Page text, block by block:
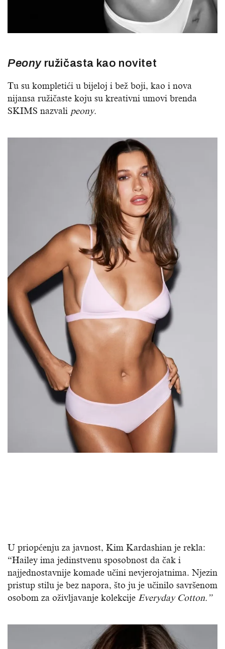
Peony ružičasta kao novitet
Tu su kompletići u bijeloj i bež boji, kao i nova
nijansa ružičaste koju su kreativni umovi brenda
SKIMS nazvali peony.
U priopćenju za javnost, Kim Kardashian je rekla:
“Hailey ima jedinstvenu sposobnost da čak i
najjednostavnije komade učini nevjerojatnima. Njezin
pristup stilu je bez napora, što ju je učinilo savršenom
osobom za oživljavanje kolekcije Everyday Cotton.”